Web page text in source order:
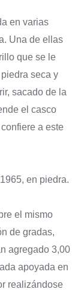
en varias
Una de ellas
que se le
seca y
sacado de la
el casco
a este
en piedra.
el mismo
de gradas,
agregado 3,00
apoyada en
realizándose